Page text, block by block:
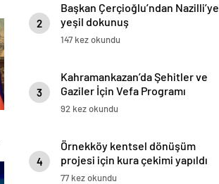
2
Başkan Çerçioğlu’ndan Nazilli’ye
yeşil dokunuş
147 kez okundu
3
Kahramankazan’da Şehitler ve
Gaziler İçin Vefa Programı
92 kez okundu
4
Örnekköy kentsel dönüşüm
projesi için kura çekimi yapıldı
77 kez okundu